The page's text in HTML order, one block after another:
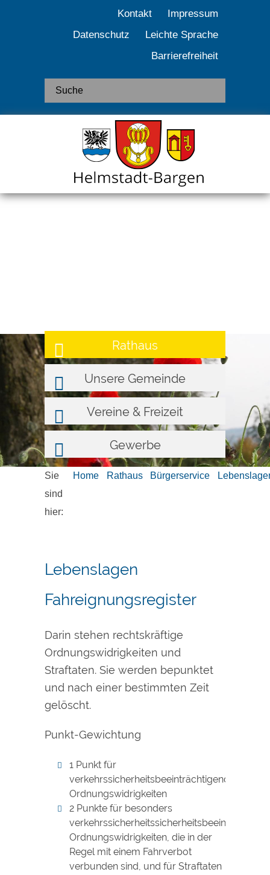
Kontakt
Impressum
Datenschutz
Leichte Sprache
Barrierefreiheit
Rathaus
Unsere Gemeinde
Vereine & Freizeit
Gewerbe
Sie
sind
hier:
Home Rathaus Bürgerservice
Lebenslagen
Fahreignungsregister
Darin stehen rechtskräftige
Ordnungswidrigkeiten und
Straftaten. Sie werden bepunktet
und nach einer bestimmten Zeit
gelöscht.
Punkt-Gewichtung
1 Punkt für
verkehrssicherheitsbeeinträchtigende
Ordnungswidrigkeiten
2 Punkte für besonders
Ordnungswidrigkeiten, die in der
Regel mit einem Fahrverbot
verbunden sind, und für Straftaten